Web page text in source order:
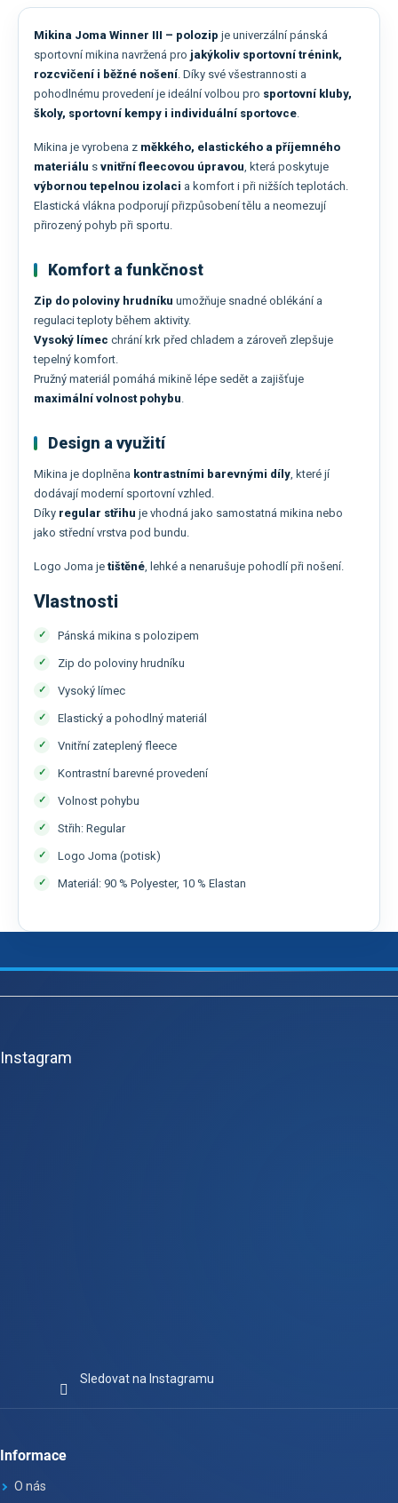
Mikina Joma Winner III – polozip je univerzální pánská
sportovní mikina navržená pro jakýkoliv sportovní trénink,
rozcvičení i běžné nošení. Díky své všestrannosti a
pohodlnému provedení je ideální volbou pro sportovní kluby,
školy, sportovní kempy i individuální sportovce.
Mikina je vyrobena z měkkého, elastického a příjemného
materiálu s vnitřní fleecovou úpravou, která poskytuje
výbornou tepelnou izolaci a komfort i při nižších teplotách.
Elastická vlákna podporují přizpůsobení tělu a neomezují
přirozený pohyb při sportu.
Komfort a funkčnost
Zip do poloviny hrudníku umožňuje snadné oblékání a
regulaci teploty během aktivity.
Vysoký límec chrání krk před chladem a zároveň zlepšuje
tepelný komfort.
Pružný materiál pomáhá mikině lépe sedět a zajišťuje
maximální volnost pohybu.
Design a využití
Mikina je doplněna kontrastními barevnými díly, které jí
dodávají moderní sportovní vzhled.
Díky regular střihu je vhodná jako samostatná mikina nebo
jako střední vrstva pod bundu.
Logo Joma je tištěné, lehké a nenarušuje pohodlí při nošení.
Vlastnosti
Pánská mikina s polozipem
Zip do poloviny hrudníku
Vysoký límec
Elastický a pohodlný materiál
Vnitřní zateplený fleece
Kontrastní barevné provedení
Volnost pohybu
Střih: Regular
Logo Joma (potisk)
Materiál: 90 % Polyester, 10 % Elastan
Z
Instagram
Sledovat na Instagramu
Informace
O nás